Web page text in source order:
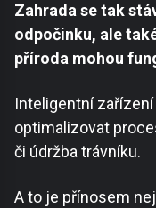
Zahrada se tak
odpočinku, ale
příroda mohou
Inteligentní
optimalizovat
či údržba trávníku.
A to je přínosem